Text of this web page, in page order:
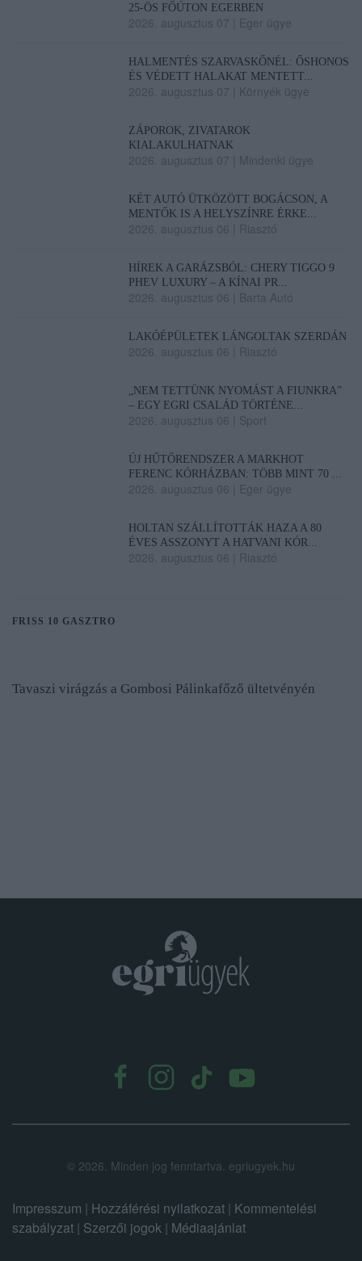
25-ÖS FŐÚTON EGERBEN
2026. augusztus 07 Eger ügye
HALMENTÉS SZARVASKŐNÉL: ŐSHONOS
ÉS VÉDETT HALAKAT MENTETT...
2026. augusztus 07 Környék ügye
ZÁPOROK, ZIVATAROK
KIALAKULHATNAK
2026. augusztus 07 Mindenki ügye
KÉT AUTÓ ÜTKÖZÖTT BOGÁCSON, A
MENTŐK IS A HELYSZÍNRE ÉRKE...
2026. augusztus 06 Riasztó
HÍREK A GARÁZSBÓL: CHERY TIGGO 9
PHEV LUXURY – A KÍNAI PR...
2026. augusztus 06 Barta Autó
LAKÓÉPÜLETEK LÁNGOLTAK SZERDÁN
2026. augusztus 06 Riasztó
„NEM TETTÜNK NYOMÁST A FIUNKRA”
– EGY EGRI CSALÁD TÖRTÉNE...
2026. augusztus 06 Sport
ÚJ HŰTŐRENDSZER A MARKHOT
FERENC KÓRHÁZBAN: TÖBB MINT 70 ...
2026. augusztus 06 Eger ügye
HOLTAN SZÁLLÍTOTTÁK HAZA A 80
ÉVES ASSZONYT A HATVANI KÓR...
2026. augusztus 06 Riasztó
FRISS 10 GASZTRO
Tavaszi virágzás a Gombosi Pálinkafőző ültetvényén
© 2026. Minden jog fenntartva. egriugyek.hu
Impresszum | Hozzáférési nyilatkozat | Kommentelési
szabályzat | Szerzői jogok | Médiaajánlat